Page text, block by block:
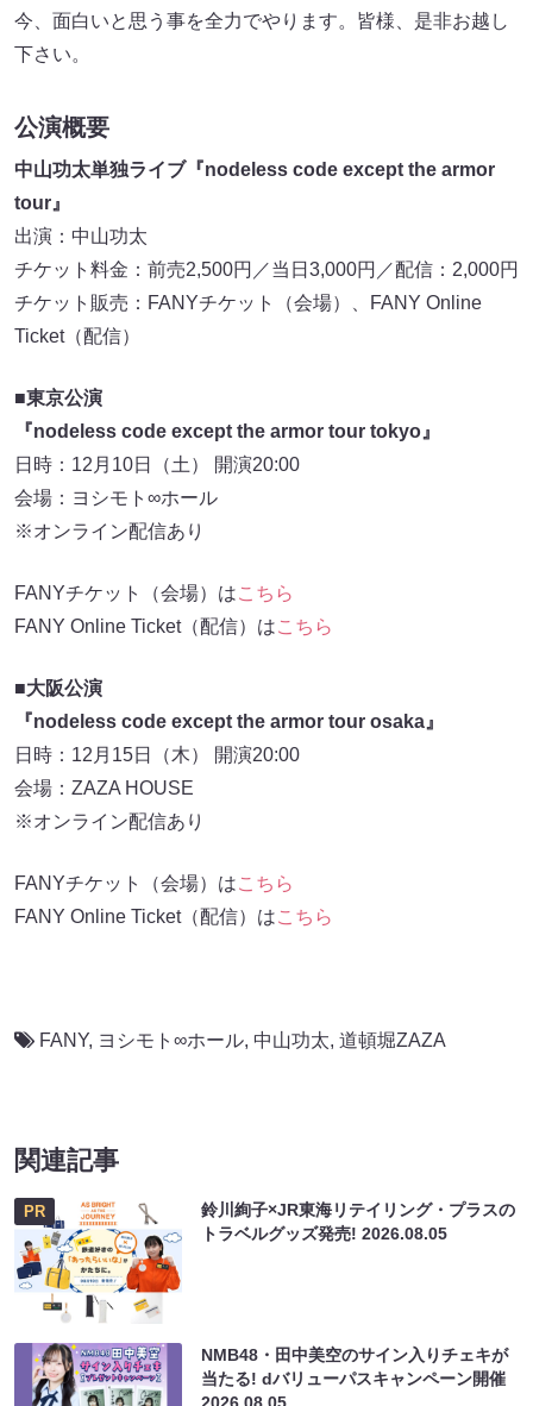
今、面白いと思う事を全力でやります。皆様、是非お越し
下さい。
公演概要
中山功太単独ライブ『nodeless code except the armor
tour』
出演：中山功太
チケット料金：前売2,500円／当日3,000円／配信：2,000円
チケット販売：FANYチケット（会場）、FANY Online
Ticket（配信）
■東京公演
『nodeless code except the armor tour tokyo』
日時：12月10日（土） 開演20:00
会場：ヨシモト∞ホール
※オンライン配信あり
FANYチケット（会場）はこちら
FANY Online Ticket（配信）はこちら
■大阪公演
『nodeless code except the armor tour osaka』
日時：12月15日（木） 開演20:00
会場：ZAZA HOUSE
※オンライン配信あり
FANYチケット（会場）はこちら
FANY Online Ticket（配信）はこちら
FANY, ヨシモト∞ホール, 中山功太, 道頓堀ZAZA
関連記事
PR
鈴川絢子×JR東海リテイリング・プラスの
トラベルグッズ発売!2026.08.05
NMB48・田中美空のサイン入りチェキが
当たる! dバリューパスキャンペーン開催
2026.08.05